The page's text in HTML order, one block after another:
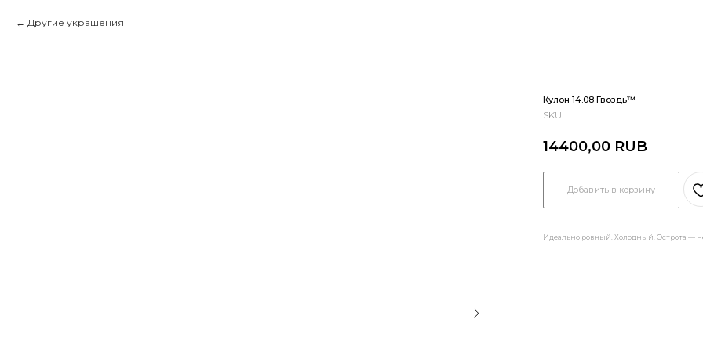
Другие украшения
Кулон 14.08 Гвоздь™
SKU:
14400,00 RUB
Добавить в корзину
Идеально ровный. Холодный. Острота — не